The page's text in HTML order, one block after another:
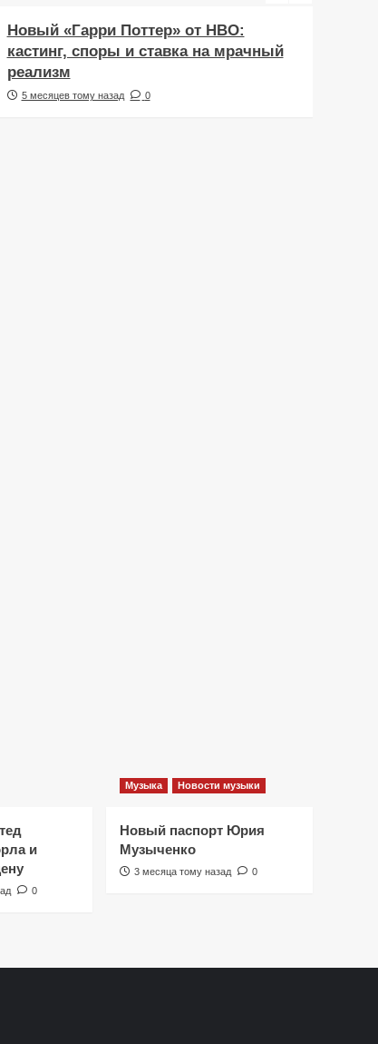
Новый «Гарри Поттер» от HBO:
кастинг, споры и ставка на мрачный
реализм
5 месяцев тому назад 0
и
0
Музыка Новости музыки
Новый паспорт Юрия
Музыченко
3 месяца тому назад 0